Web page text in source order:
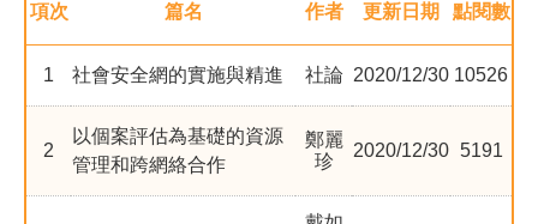
後台登入
搜
關
項次 篇名 作者 更新日期 點閱數
1 社會安全網的實施與精進 社論 2020/12/30 10526
2
以個案評估為基礎的資源
管理和跨網絡合作
鄭麗
珍
2020/12/30 5191